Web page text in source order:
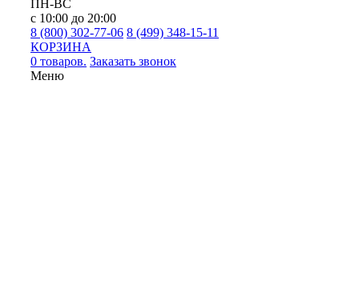
ПН-ВС
с 10:00 до 20:00
8 (800) 302-77-06 8 (499) 348-15-11
КОРЗИНА
0 товаров. Заказать звонок
Меню